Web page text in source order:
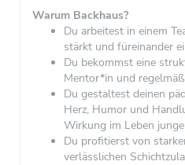
Warum Backhaus?
Du arbeitest in einem
stärkt und füreinander
Du bekommst eine
Mentor*in und
Du gestaltest deinen
Herz, Humor und
Wirkung im Leben
Du profitierst von
verlässlichen